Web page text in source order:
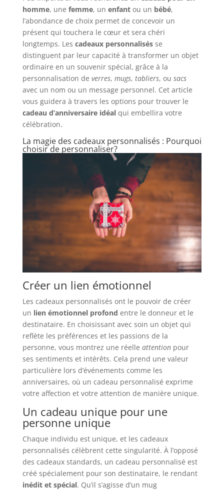
homme, une femme, un enfantou un bébé,
l’abondance de choix permet de concevoir un
présent qui touchera le cœur et sera chéri
longtemps. Les cadeaux personnalisésse
distinguent par leur capacité à transformer un objet
ordinaire en un souvenir spécial, grâce à la
personnalisation de verres, mugs, tabliers, ou sacs
avec un nom ou un message personnel. Cet article
vous guidera à travers les options pour trouver le
cadeau d’anniversaire idéalqui embellira votre
célébration.
La magie des cadeaux personnalisés : Pourquoi
choisir de personnaliser?
Créer un lien émotionnel
Les cadeaux personnalisés ont le pouvoir de créer
un lien émotionnel profond entre le donneur et le
destinataire. En choisissant avec soin un objet qui
reflète les préférences et les passions de la
personne, vous montrez une réelle attentionpour
ses sentiments et intérêts. Cela prend une valeur
particulière lors d’événements comme les
anniversaires, où un cadeau personnalisé exprime
votre affection et votre attention de manière unique.
Un cadeau unique pour une
personne unique
Chaque individu est unique, et les cadeaux
personnalisés célèbrent cette singularité. À l’opposé
des cadeaux standards, un cadeau personnalisé est
créé spécialement pour son destinataire, le rendant
inédit et spécial. Qu’il s’agisse d’un mug